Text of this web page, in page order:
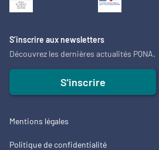
S’inscrire aux newsletters
Découvrez les dernières actualités PQNA.
S'inscrire
Mentions légales
Politique de confidentialité